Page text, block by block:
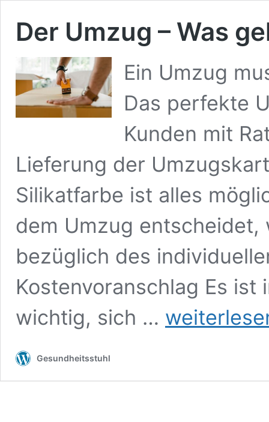
Der Umzug – Was
Ein Umzug
Das perfekte
Kunden mit
Lieferung der
Silikatfarbe ist alles
dem Umzug entscheidet,
bezüglich des
Kostenvoranschlag Es
wichtig, sich …
Umzug
Gesundheitsstuhl